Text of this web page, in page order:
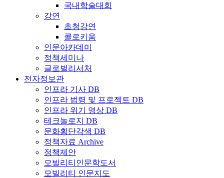
국내학술대회
강연
초청강연
콜로키움
인문아카데미
정책세미나
글로벌리서처
전자정보관
인프라 기사 DB
인프라 법령 및 프로젝트 DB
인프라 위기 영상 DB
테크놀로지 DB
문화횡단각색 DB
정책자료 Archive
정책제안
모빌리티인문학도서
모빌리티 인문지도